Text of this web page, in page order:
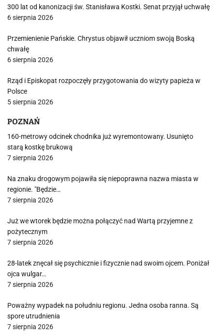
300 lat od kanonizacji św. Stanisława Kostki. Senat przyjął uchwałę
6 sierpnia 2026
Przemienienie Pańskie. Chrystus objawił uczniom swoją Boską
chwałę
6 sierpnia 2026
Rząd i Episkopat rozpoczęły przygotowania do wizyty papieża w
Polsce
5 sierpnia 2026
POZNAŃ
160-metrowy odcinek chodnika już wyremontowany. Usunięto
starą kostkę brukową
7 sierpnia 2026
Na znaku drogowym pojawiła się niepoprawna nazwa miasta w
regionie. "Będzie…
7 sierpnia 2026
Już we wtorek będzie można połączyć nad Wartą przyjemne z
pożytecznym
7 sierpnia 2026
28-latek znęcał się psychicznie i fizycznie nad swoim ojcem. Poniżał
ojca wulgar…
7 sierpnia 2026
Poważny wypadek na południu regionu. Jedna osoba ranna. Są
spore utrudnienia
7 sierpnia 2026